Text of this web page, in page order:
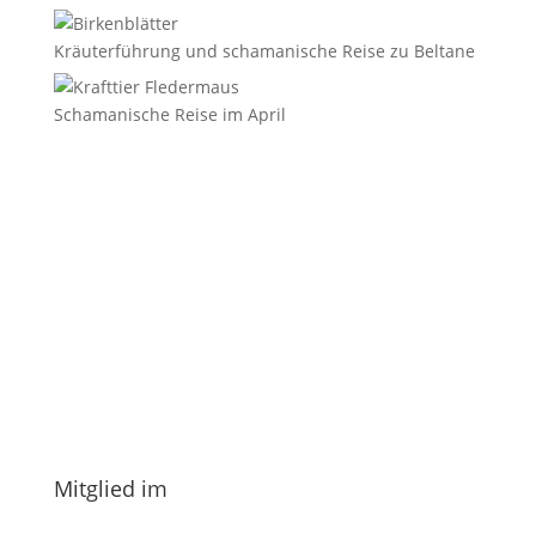
Kräuterführung und schamanische Reise zu Beltane
Schamanische Reise im April
Mitglied im